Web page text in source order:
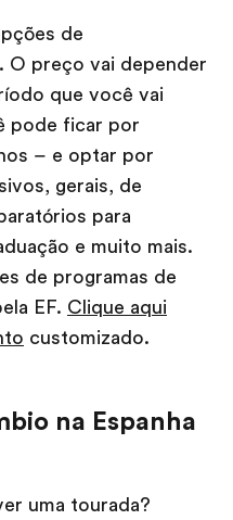
de
. O preço vai depender
que você vai
pode ficar por
– e optar por
gerais, de
para
e muito mais.
de programas de
EF. Clique aqui
customizado.
na Espanha
uma tourada?